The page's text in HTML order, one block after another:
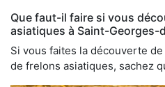
Que faut-il faire si vous
asiatiques à Saint-Georges-
Si vous faites la découverte
de frelons asiatiques, sachez